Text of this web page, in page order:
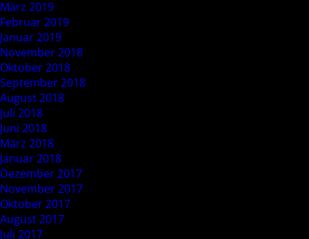
März 2019
Februar 2019
Januar 2019
November 2018
Oktober 2018
September 2018
August 2018
Juli 2018
Juni 2018
März 2018
Januar 2018
Dezember 2017
November 2017
Oktober 2017
August 2017
Juli 2017